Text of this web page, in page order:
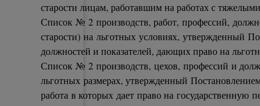
старости лицам, работавшим на работах с
Список № 2 производств, работ, профессий,
старости) на льготных условиях, утвержденный
должностей и показателей, дающих право на
Список № 2 производств, цехов, профессий и
льготных размерах, утвержденный
работа в которых дает право на